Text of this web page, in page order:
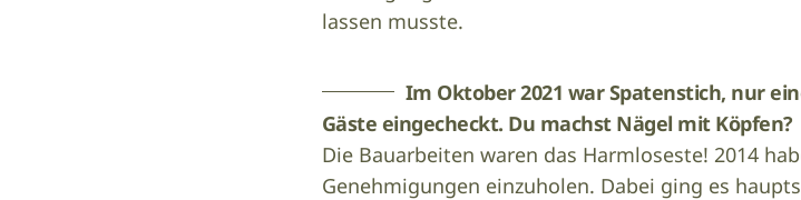
lassen musste.
Im Oktober 2021 war Spatenstich, nur
Gäste eingecheckt. Du machst Nägel mit Köpfen?
Die Bauarbeiten waren das Harmloseste! 2014
Genehmigungen einzuholen. Dabei ging es